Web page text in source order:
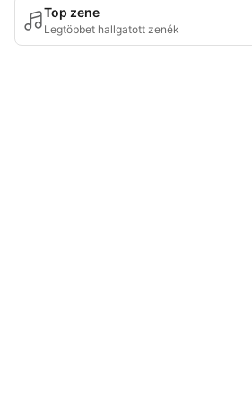
Top zene
Legtöbbet hallgatott zenék